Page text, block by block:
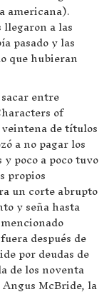
americana).
a las
pasado y las
que hubieran
entre
of
de títulos
a no pagar los
poco a poco tuvo
propios
un corte abrupto
y seña hasta
después de
por deudas de
de los noventa
McBride, la